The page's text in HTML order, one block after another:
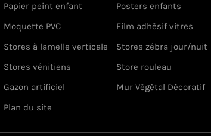
Papier peint enfant
Posters enfants
Moquette PVC
Film adhésif vitres
Stores à lamelle verticale
Stores zébra jour/nuit
Stores vénitiens
Store rouleau
Gazon artificiel
Mur Végétal Décoratif
Plan du site